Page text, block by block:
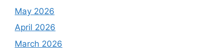
May 2026
April 2026
March 2026